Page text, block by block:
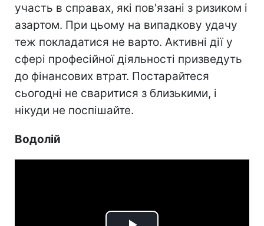
участь в справах, які пов'язані з ризиком і
азартом. При цьому на випадкову удачу
теж покладатися не варто. Активні дії у
сфері професійної діяльності призведуть
до фінансових втрат. Постарайтеся
сьогодні не сваритися з близькими, і
нікуди не поспішайте.
Водолій